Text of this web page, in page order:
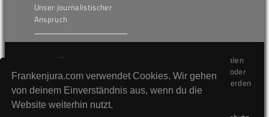
Frankenjura.com verwendet Cookies. Wir gehen
von deinem Einverständnis aus, wenn du die
Website weiterhin nutzt.
Unser journalistischer
Anspruch
Die hier veröffentlichten Inhalte unterliegen dem internationalen
Urheberrecht (Copyright) und dürfen nicht kopiert, verändert oder
unverändert wiederveröffentlicht werden. Gegen Verstöße werden
wir auf juristischem Wege vorgehen.